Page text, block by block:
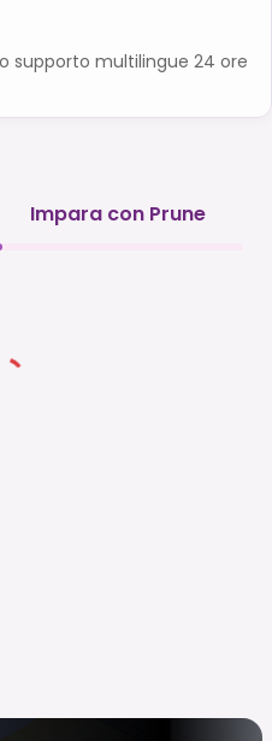
supporto multilingue 24 ore
Impara con Prune